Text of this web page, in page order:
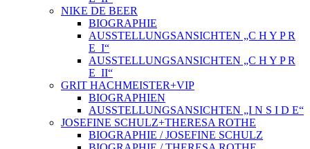
NIKE DE BEER
BIOGRAPHIE
AUSSTELLUNGSANSICHTEN „C H Y P R
E_I“
AUSSTELLUNGSANSICHTEN „C H Y P R
E_II“
GRIT HACHMEISTER+VIP
BIOGRAPHIEN
AUSSTELLUNGSANSICHTEN „I N S I D E“
JOSEFINE SCHULZ+THERESA ROTHE
BIOGRAPHIE / JOSEFINE SCHULZ